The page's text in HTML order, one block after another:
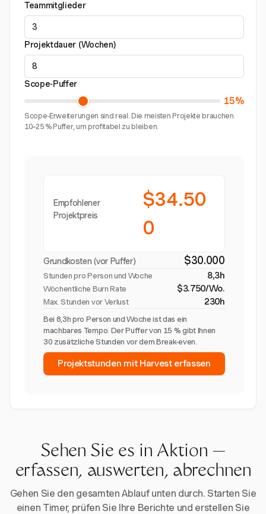
Teammitglieder
Projektdauer (Wochen)
Scope-Puffer
15%
Scope-Erweiterungen sind real. Die meisten Projekte brauchen
10–25 % Puffer, um profitabel zu bleiben.
Empfohlener
Projektpreis
$34.50
0
Grundkosten (vor Puffer) $30.000
Stunden pro Person und Woche 8,3h
Wöchentliche Burn Rate $3.750/Wo.
Max. Stunden vor Verlust 230h
Bei 8,3h pro Person und Woche ist das ein
machbares Tempo. Der Puffer von 15 % gibt Ihnen
30 zusätzliche Stunden vor dem Break-even.
Projektstunden mit Harvest erfassen
Sehen Sie es in Aktion —
erfassen, auswerten, abrechnen
Gehen Sie den gesamten Ablauf unten durch. Starten Sie
einen Timer, prüfen Sie Ihre Berichte und erstellen Sie